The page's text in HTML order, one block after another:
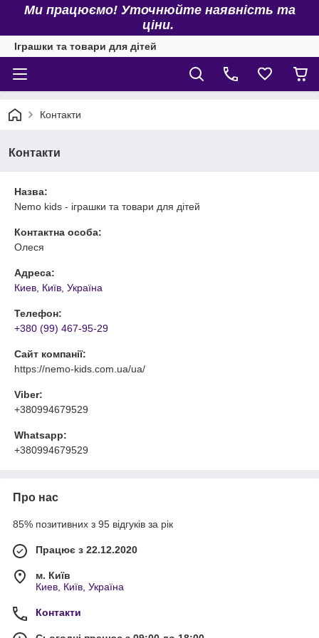
Ми працюємо! Уточнюйте наявність та
ціни.
Іграшки та товари для дітей
Контакти
Контакти
Назва:
Nemo kids - іграшки та товари для дітей
Контактна особа:
Олеся
Адреса:
Киев, Київ, Україна
Телефон:
+380 (99) 467-95-29
Сайт компанії:
https://nemo-kids.com.ua/ua/
Viber:
+380994679529
Whatsapp:
+380994679529
Про нас
85% позитивних з 95 відгуків за рік
Працює з 22.12.2020
м. Київ
Киев, Київ, Україна
Контакти